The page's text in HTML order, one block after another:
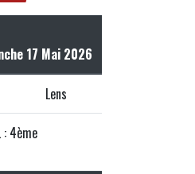
17 Mai 2026
Lens
: 4ème